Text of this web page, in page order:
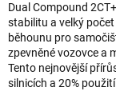
Dual Compound
stabilitu a velký
běhounu pro
zpevněné vozovce a
Tento nejnovější
silnicích a 20%